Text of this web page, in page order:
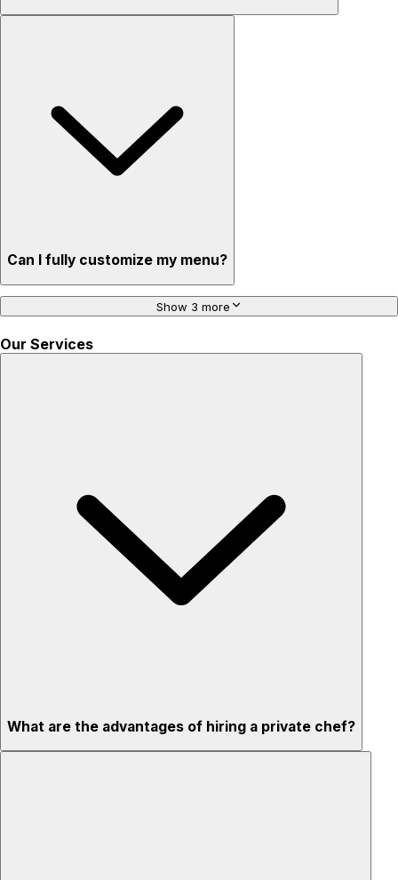
Can I fully customize my menu?
Show 3 more
Our Services
What are the advantages of hiring a private chef?